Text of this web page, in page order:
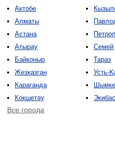
Актобе
Алматы
Астана
Атырау
Байконыр
Жезказган
Караганда
Кокшетау
Семей
Тараз
Усть-
Все города